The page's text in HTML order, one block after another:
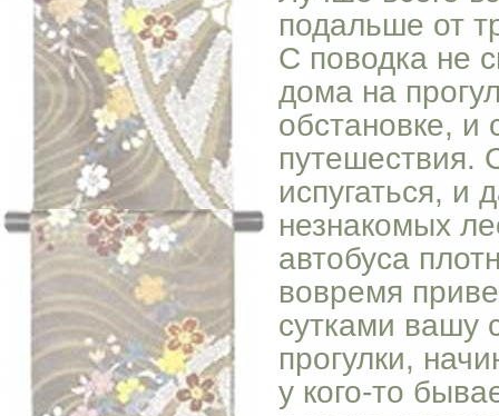
подальше от
С поводка не
дома на
обстановке, и
путешествия.
испугаться, и
незнакомых
автобуса
вовремя
сутками вашу
прогулки,
у кого-то